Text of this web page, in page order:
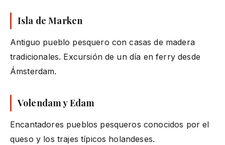
Isla de Marken
Antiguo pueblo pesquero con casas de madera
tradicionales. Excursión de un día en ferry desde
Ámsterdam.
Volendam y Edam
Encantadores pueblos pesqueros conocidos por el
queso y los trajes típicos holandeses.